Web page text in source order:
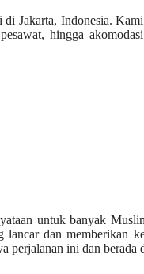
Jakarta, Indonesia.
hingga
untuk banyak
dan memberikan
ini dan berada